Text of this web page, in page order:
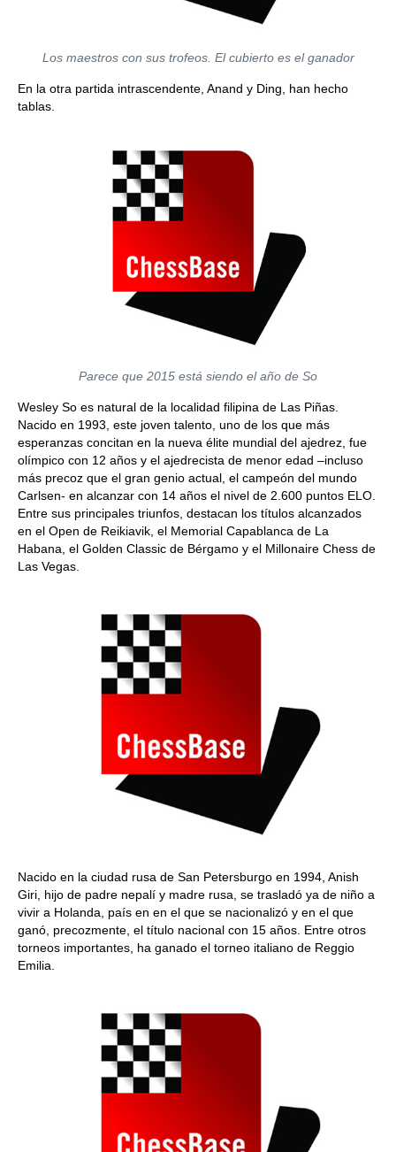
Los maestros con sus trofeos. El cubierto es el ganador
En la otra partida intrascendente, Anand y Ding, han hecho
tablas.
Parece que 2015 está siendo el año de So
Wesley So es natural de la localidad filipina de Las Piñas.
Nacido en 1993, este joven talento, uno de los que más
esperanzas concitan en la nueva élite mundial del ajedrez, fue
olímpico con 12 años y el ajedrecista de menor edad –incluso
más precoz que el gran genio actual, el campeón del mundo
Carlsen- en alcanzar con 14 años el nivel de 2.600 puntos ELO.
Entre sus principales triunfos, destacan los títulos alcanzados
en el Open de Reikiavik, el Memorial Capablanca de La
Habana, el Golden Classic de Bérgamo y el Millonaire Chess de
Las Vegas.
Nacido en la ciudad rusa de San Petersburgo en 1994, Anish
Giri, hijo de padre nepalí y madre rusa, se trasladó ya de niño a
vivir a Holanda, país en en el que se nacionalizó y en el que
ganó, precozmente, el título nacional con 15 años. Entre otros
torneos importantes, ha ganado el torneo italiano de Reggio
Emilia.